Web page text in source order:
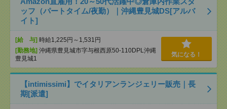
ッフ（パートタイム/夜勤）｜沖縄豊見城DS[アルバ
イト]
[給 与] 時給1,225円～1,531円
[勤務地] 沖縄県豊見城市字与根西原50-110DPL沖縄
豊見城1
気になる！
【intimissimi】でイタリアンランジェリー販売｜長
期[派遣]